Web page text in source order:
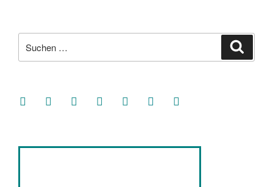
nach:
facebooksoundcloud
twitter mastodoninstagramthreads goodreads